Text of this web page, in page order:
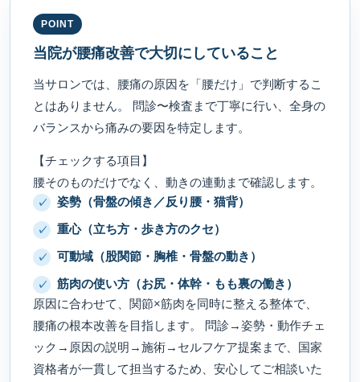
POINT
当院が腰痛改善で大切にしていること
当サロンでは、腰痛の原因を「腰だけ」で判断するこ
とはありません。 問診〜検査まで丁寧に行い、全身の
バランスから痛みの要因を特定します。
【チェックする項目】
腰そのものだけでなく、動きの連動まで確認します。
姿勢（骨盤の傾き／反り腰・猫背）
重心（立ち方・歩き方のクセ）
可動域（股関節・胸椎・骨盤の動き）
筋肉の使い方（お尻・体幹・もも裏の働き）
原因に合わせて、関節×筋肉を同時に整える整体で、
腰痛の根本改善を目指します。 問診→姿勢・動作チェ
ック→原因の説明→施術→セルフケア提案まで、国家
資格者が一貫して担当するため、安心してご相談いた